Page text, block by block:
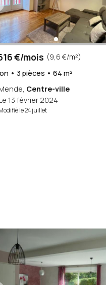
€/mois (9,6 €/m²)
• 3 pièces • 64 m²
Centre-ville
13 février 2024
le 24 juillet